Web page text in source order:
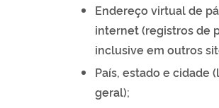
Endereço virtual de
internet (registros de
inclusive em outros
País, estado e cidade
geral);